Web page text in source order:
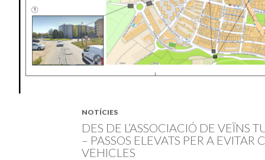
NOTÍCIES
DES DE L’ASSOCIACIÓ DE VEÏNS
– PASSOS ELEVATS PER A EVITAR
VEHICLES